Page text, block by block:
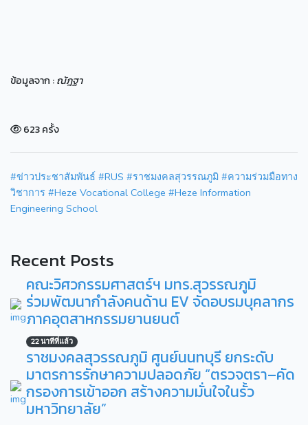
ข้อมูลจาก :ณัฎฐา
623 ครั้ง
#ข่าวประชาสัมพันธ์ #RUS #ราชมงคลสุวรรณภูมิ #ความร่วมมือทาง
วิชาการ #Heze Vocational College #Heze Information
Engineering School
Recent Posts
คณะวิศวกรรมศาสตร์ฯ มทร.สุวรรณภูมิ
ร่วมพัฒนากำลังคนด้าน EV จัดอบรมบุคลากร
ภาคอุตสาหกรรมยานยนต์
22 นาทีที่แล้ว
ราชมงคลสุวรรณภูมิ ศูนย์นนทบุรี ยกระดับ
มาตรการรักษาความปลอดภัย “ตรวจตรา–คัด
กรองการเข้าออก สร้างความมั่นใจในรั้ว
มหาวิทยาลัย”